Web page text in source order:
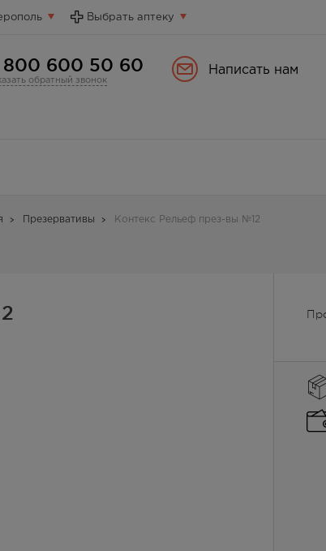
Выбрать аптеку
800 600 50 60
обратный звонок
Написать нам
Презервативы Контекс Рельеф през-вы №12